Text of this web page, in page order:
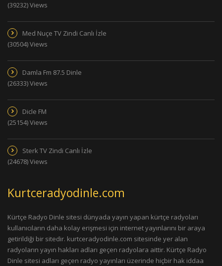
(39232) Views
Med Nuçe TV Zindi Canlı İzle
(30504) Views
Damla Fm 87.5 Dinle
(26333) Views
Dicle FM
(25154) Views
Sterk TV Zindi Canlı İzle
(24678) Views
Kurtceradyodinle.com
Kürtçe Radyo Dinle sitesi dünyada yayın yapan kürtçe radyoları
kullanıcıların daha kolay erişmesi için internet yayınlarını bir araya
getirildiği bir sitedir. kurtceradyodinle.com sitesinde yer alan
radyoların yayın hakları adları geçen radyolara aittir. Kürtçe Radyo
Dinle sitesi adları geçen radyo yayınları üzerinde hiçbir hak iddaa